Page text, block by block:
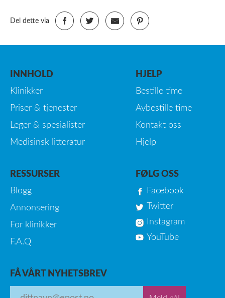
Del dette via
INNHOLD
Klinikker
Priser & tjenester
Leger & spesialister
Medisinsk litteratur
HJELP
Bestille time
Avbestille time
Kontakt oss
Hjelp
RESSURSER
Blogg
Annonsering
For klinikker
F.A.Q
FØLG OSS
Facebook
Twitter
Instagram
YouTube
FÅ VÅRT NYHETSBREV